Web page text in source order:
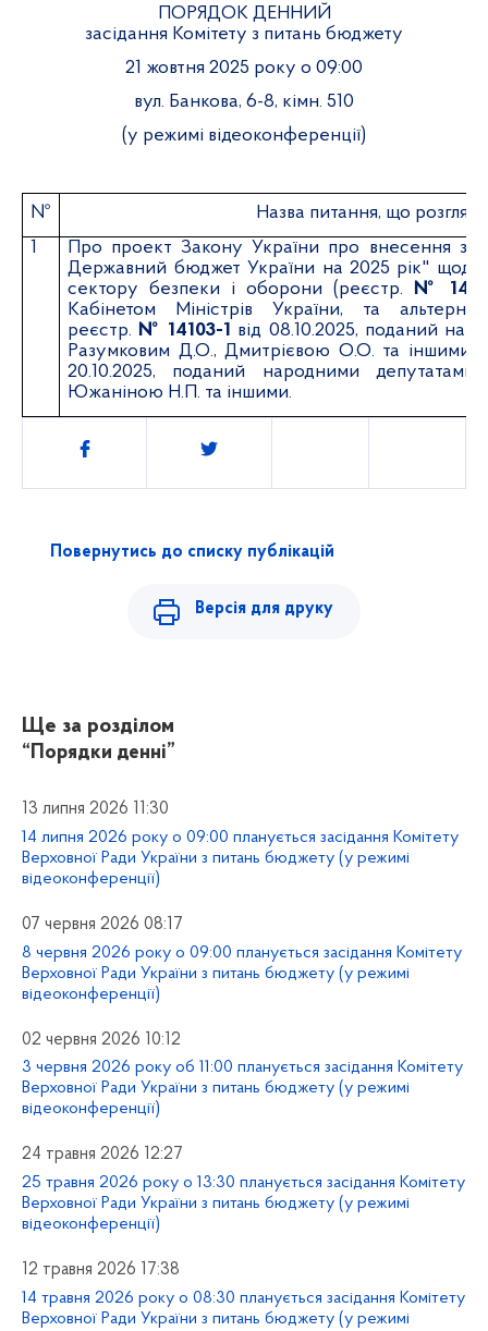
ПОРЯДОК ДЕННИЙ
засідання Комітету з питань бюджету
21 жовтня 2025 року о 09:00
вул. Банкова, 6-8, кімн. 510
(у режимі відеоконференції)
№
Назва питання, що
1
Про проект Закону України про внесення
Державний бюджет України на 2025 рік" щодо
сектору безпеки і оборони (реєстр.
№
Кабінетом Міністрів України, та
реєстр. № 14103-1 від 08.10.2025, поданий
Разумковим Д.О., Дмитрієвою О.О. та іншими,
20.10.2025, поданий народними депутатами
Южаніною Н.П. та іншими.
Поділитись
Повернутись до списку публікацій
Версія для друку
Ще за розділом
“Порядки денні”
13 липня 2026 11:30
14 липня 2026 року о 09:00 планується засідання Комітету
Верховної Ради України з питань бюджету (у режимі
відеоконференції)
07 червня 2026 08:17
8 червня 2026 року о 09:00 планується засідання Комітету
Верховної Ради України з питань бюджету (у режимі
відеоконференції)
02 червня 2026 10:12
3 червня 2026 року об 11:00 планується засідання Комітету
Верховної Ради України з питань бюджету (у режимі
відеоконференції)
24 травня 2026 12:27
25 травня 2026 року о 13:30 планується засідання Комітету
Верховної Ради України з питань бюджету (у режимі
відеоконференції)
12 травня 2026 17:38
14 травня 2026 року о 08:30 планується засідання Комітету
Верховної Ради України з питань бюджету (у режимі